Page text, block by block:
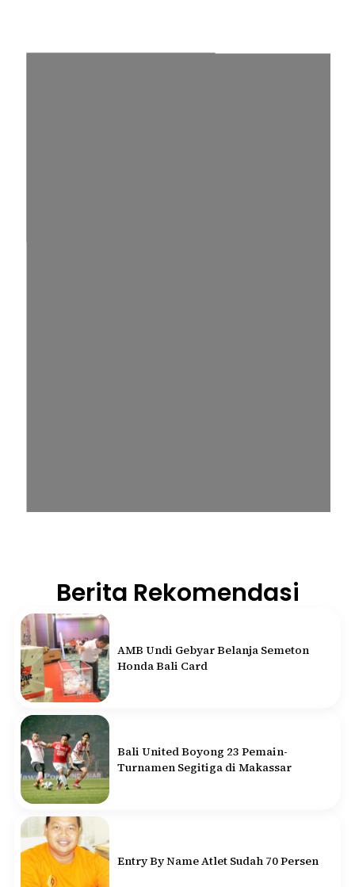
Berita Rekomendasi
AMB Undi Gebyar Belanja Semeton
Honda Bali Card
Bali United Boyong 23 Pemain-
Turnamen Segitiga di Makassar
Entry By Name Atlet Sudah 70 Persen